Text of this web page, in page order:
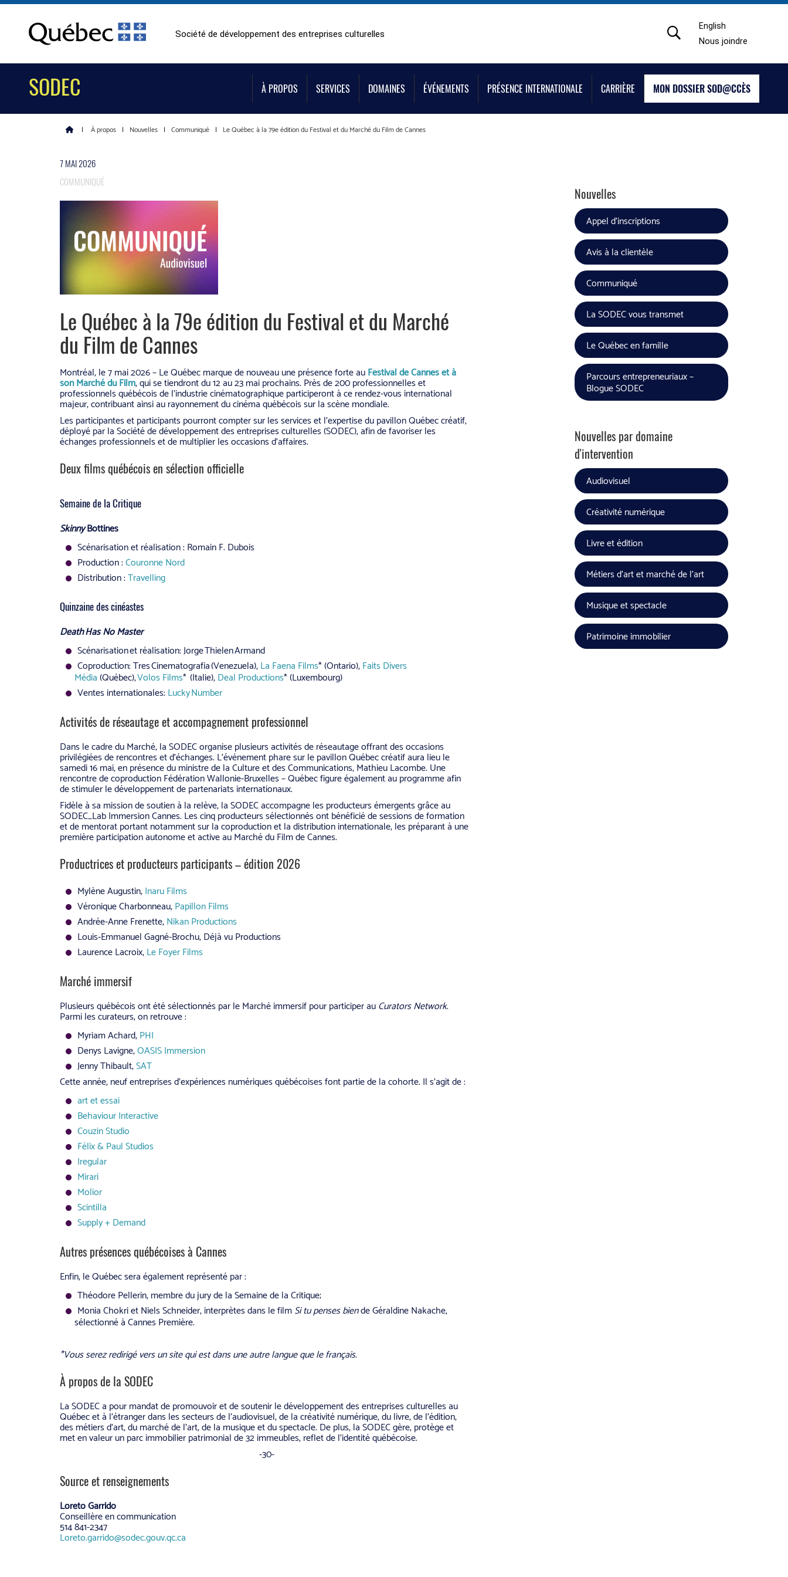
Société de développement des entreprises culturelles
English
Nous joindre
SODEC À PROPOS SERVICES DOMAINES ÉVÉNEMENTS PRÉSENCE INTERNATIONALE CARRIÈRE MON DOSSIER SOD@CCÈS
| À propos | Nouvelles | Communiqué | Le Québec à la 79e édition du Festival et du Marché du Film de Cannes
7 MAI 2026
COMMUNIQUÉ
Le Québec à la 79e édition du Festival et du Marché
du Film de Cannes
Montréal, le 7 mai 2026 – Le Québec marque de nouveau une présence forte auFestival de Cannes et à
son Marché du Film, qui se tiendront du 12 au 23 mai prochains. Près de 200 professionnelles et
professionnels québécois de l’industrie cinématographique participeront à ce rendez-vous international
majeur, contribuant ainsi au rayonnement du cinéma québécois sur la scène mondiale.
Les participantes et participants pourront compter sur les services et l’expertise du pavillon Québec créatif,
déployé par la Société de développement des entreprises culturelles (SODEC), afin de favoriser les
échanges professionnels et de multiplier les occasions d’affaires.
Deux films québécois en sélection officielle
Semaine de la Critique
SkinnyBottines
Scénarisation et réalisation : Romain F. Dubois
Production :Couronne Nord
Distribution :Travelling
Quinzaine des cinéastes
DeathHas No Master
Scénarisation et réalisation: Jorge Thielen Armand
Coproduction: Tres Cinematografia (Venezuela),La Faena Films* (Ontario),Faits Divers
Média(Québec),Volos Films* (Italie),Deal Productions* (Luxembourg)
Ventes internationales: Lucky Number
Activités de réseautage et accompagnement professionnel
Dans le cadre du Marché, la SODEC organise plusieurs activités de réseautage offrant des occasions
privilégiées de rencontres et d’échanges. L’événement phare sur le pavillon Québec créatif aura lieu le
samedi 16 mai, en présence du ministre de la Culture et des Communications, Mathieu Lacombe. Une
rencontre de coproduction Fédération Wallonie-Bruxelles – Québec figure également au programme afin
de stimuler le développement de partenariats internationaux.
Fidèle à sa mission de soutien à la relève, la SODEC accompagne les producteurs émergents grâce au
SODEC_Lab Immersion Cannes. Les cinq producteurs sélectionnés ont bénéficié de sessions de formation
et de mentorat portant notamment sur la coproduction et la distribution internationale, les préparant à une
première participation autonome et active au Marché du Film de Cannes.
Productrices et producteurs participants – édition 2026
Mylène Augustin,Inaru Films
Véronique Charbonneau,Papillon Films
Andrée-Anne Frenette,Nikan Productions
Louis-Emmanuel Gagné-Brochu, Déjà vu Productions
Laurence Lacroix,Le Foyer Films
Marché immersif
Plusieurs québécois ont été sélectionnés par le Marché immersif pour participer auCurators Network.
Parmi les curateurs, on retrouve :
Myriam Achard,PHI
Denys Lavigne,OASIS Immersion
Jenny Thibault,SAT
Cette année, neuf entreprises d’expériences numériques québécoises font partie de la cohorte. Il s’agit de :
art et essai
Behaviour Interactive
Couzin Studio
Félix & Paul Studios
Iregular
Mirari
Molior
Scintilla
Supply + Demand
Autres présences québécoises à Cannes
Enfin, le Québec sera également représenté par :
Théodore Pellerin, membre du jury de la Semaine de la Critique;
Monia Chokri et Niels Schneider, interprètes dans le filmSi tu penses biende Géraldine Nakache,
sélectionné à Cannes Première.
*Vous serez redirigé vers un site qui est dans une autre langue que le français.
À propos de la SODEC
La SODEC a pour mandat de promouvoir et de soutenir le développement des entreprises culturelles au
Québec et à l’étranger dans les secteurs de l’audiovisuel, de la créativité numérique, du livre, de l’édition,
des métiers d’art, du marché de l’art, de la musique et du spectacle. De plus, la SODEC gère, protège et
met en valeur un parc immobilier patrimonial de 32 immeubles, reflet de l’identité québécoise.
-30-
Source et renseignements
Loreto Garrido
Conseillère en communication
514 841-2347
Loreto.garrido@sodec.gouv.qc.ca
Nouvelles
Appel d'inscriptions
Avis à la clientèle
Communiqué
La SODEC vous transmet
Le Québec en famille
Parcours entrepreneuriaux –
Blogue SODEC
Nouvelles par domaine
d'intervention
Audiovisuel
Créativité numérique
Livre et édition
Métiers d'art et marché de l'art
Musique et spectacle
Patrimoine immobilier